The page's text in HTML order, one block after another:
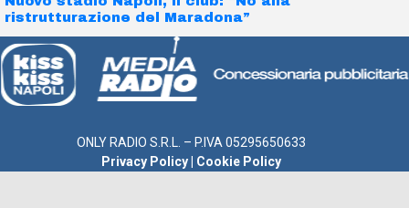
ristrutturazione del Maradona”
ONLY RADIO S.R.L. – P.IVA 05295650633
Privacy Policy
Cookie Policy